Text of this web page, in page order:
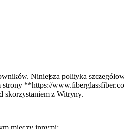
Niniejsza polityka
**https://
skorzystaniem z Witryny.